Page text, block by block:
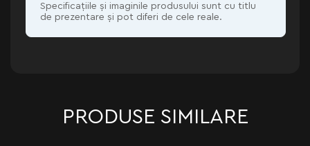
Specificațiile și imaginile produsului sunt cu titlu
de prezentare și pot diferi de cele reale.
PRODUSE SIMILARE